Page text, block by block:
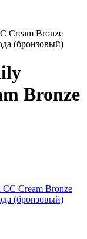
Cream Bronze
(бронзовый)
Bronze